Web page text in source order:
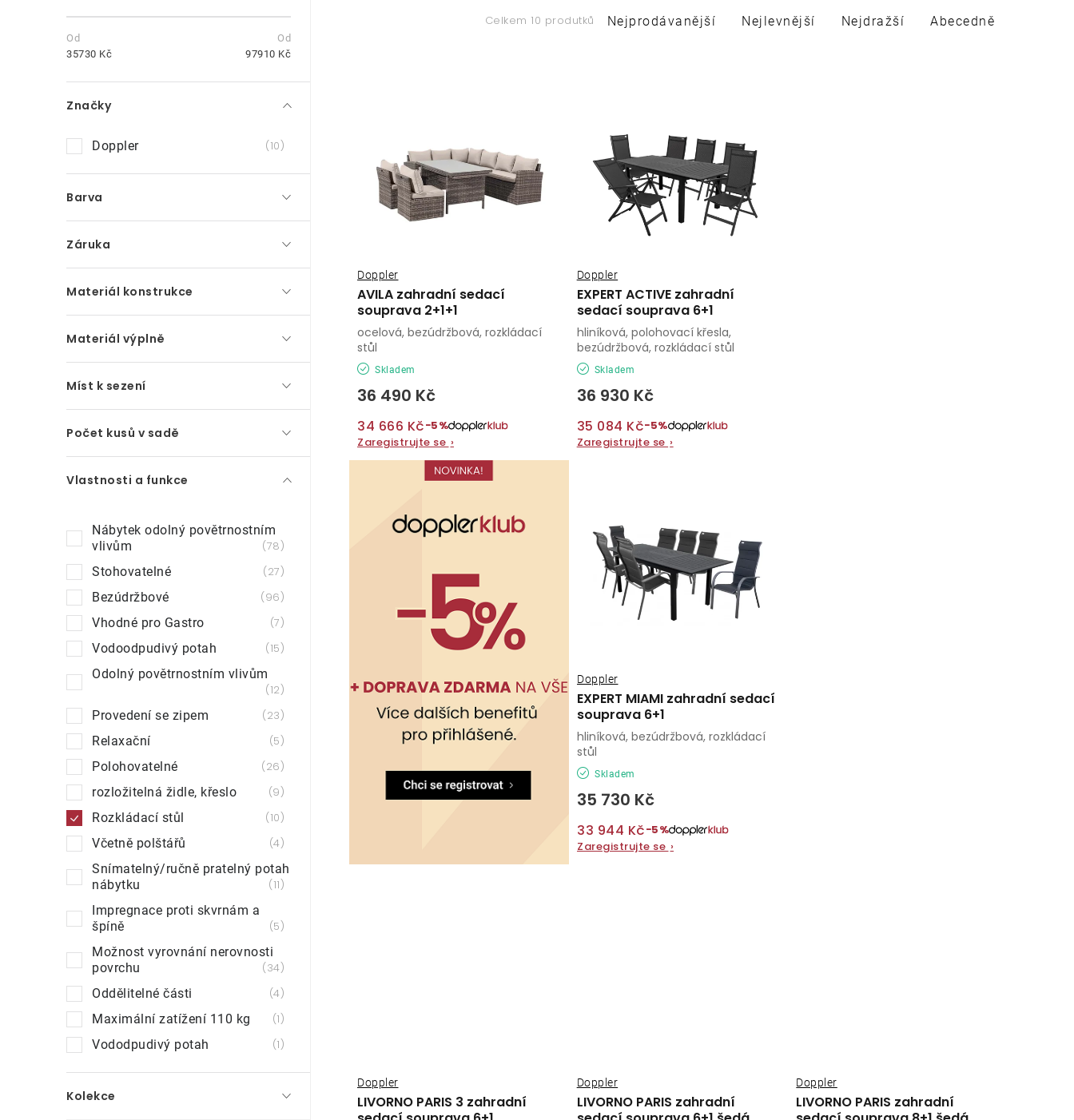
s
t
r
a
n
n
í
p
a
n
e
l
35730 Kč 97910 Kč
Značky
Doppler 10
Barva
Záruka
Materiál konstrukce
Materiál výplně
Míst k sezení
Počet kusů v sadě
Vlastnosti a funkce
Nábytek odolný povětrnostním
vlivům
78
Stohovatelné
27
Bezúdržbové
96
Vhodné pro Gastro
7
Vodoodpudivý potah
15
Odolný povětrnostním vlivům
12
Provedení se zipem
23
Relaxační
5
Polohovatelné
26
rozložitelná židle, křeslo
9
Rozkládací stůl
10
Včetně polštářů
4
Snímatelný/ručně pratelný potah
nábytku
11
Impregnace proti skvrnám a
špíně
5
Možnost vyrovnání nerovnosti
povrchu
34
Oddělitelné části
4
Maximální zatížení 110 kg
1
Vododpudivý potah
1
Kolekce
Celkem 10 produtků
Ř
n
í
p
o
d
u
k
t
ů
Nejprodávanější Nejlevnější Nejdražší Abecedně
o
d
u
k
t
ů
AVILA zahradní sedací
souprava 2+1+1
Doppler
Skladem
36 490 Kč
34 666 Kč−5%
Zaregistrujte se ›
ocelová, bezúdržbová, rozkládací
stůl
EXPERT ACTIVE zahradní
sedací souprava 6+1
Doppler
Skladem
36 930 Kč
35 084 Kč−5%
Zaregistrujte se ›
hliníková, polohovací křesla,
bezúdržbová, rozkládací stůl
EXPERT MIAMI zahradní sedací
souprava 6+1
Doppler
Skladem
35 730 Kč
33 944 Kč−5%
Zaregistrujte se ›
hliníková, bezúdržbová, rozkládací
stůl
LIVORNO PARIS 3 zahradní
Doppler
LIVORNO PARIS zahradní
Doppler
LIVORNO PARIS zahradní
Doppler